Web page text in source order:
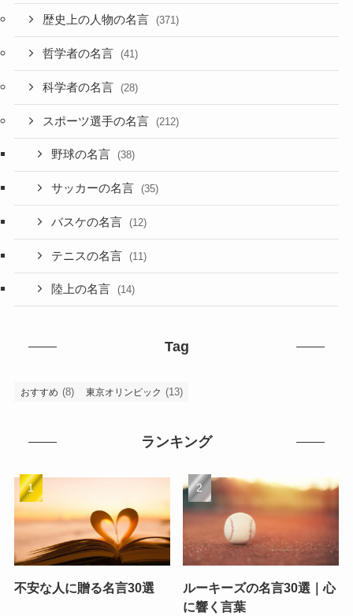
歴史上の人物の名言 (371)
哲学者の名言 (41)
科学者の名言 (28)
スポーツ選手の名言 (212)
野球の名言 (38)
サッカーの名言 (35)
バスケの名言 (12)
テニスの名言 (11)
陸上の名言 (14)
Tag
おすすめ (8) 東京オリンピック (13)
ランキング
不安な人に贈る名言30選
ルーキーズの名言30選｜心
に響く言葉